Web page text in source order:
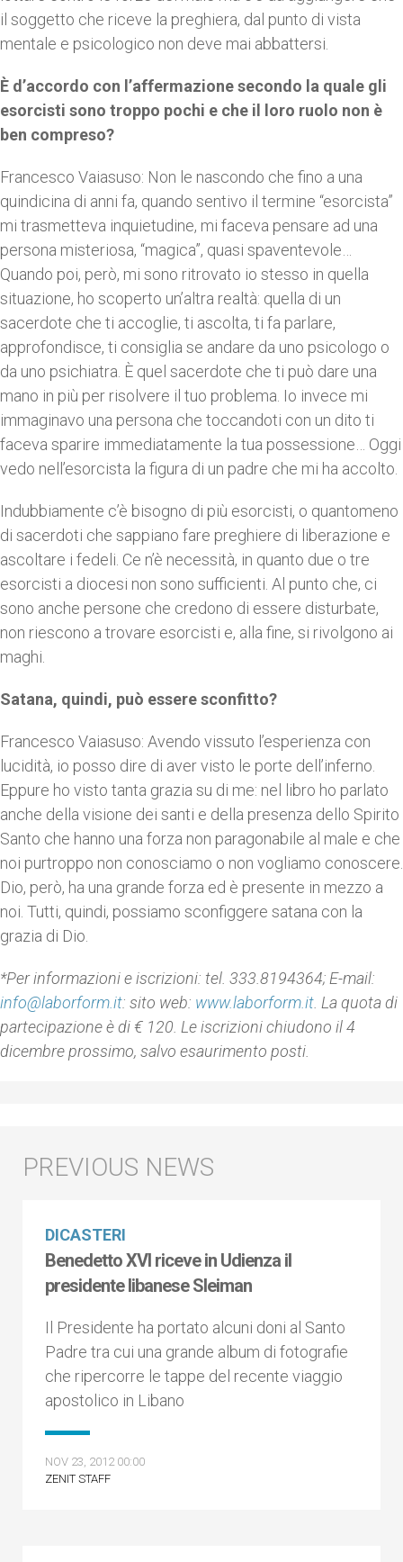
il soggetto che riceve la preghiera, dal punto di vista
mentale e psicologico non deve mai abbattersi.
È d’accordo con l’affermazione secondo la quale gli
esorcisti sono troppo pochi e che il loro ruolo non è
ben compreso?
Francesco Vaiasuso: Non le nascondo che fino a una
quindicina di anni fa, quando sentivo il termine “esorcista”
mi trasmetteva inquietudine, mi faceva pensare ad una
persona misteriosa, “magica”, quasi spaventevole…
Quando poi, però, mi sono ritrovato io stesso in quella
situazione, ho scoperto un’altra realtà: quella di un
sacerdote che ti accoglie, ti ascolta, ti fa parlare,
approfondisce, ti consiglia se andare da uno psicologo o
da uno psichiatra. È quel sacerdote che ti può dare una
mano in più per risolvere il tuo problema. Io invece mi
immaginavo una persona che toccandoti con un dito ti
faceva sparire immediatamente la tua possessione… Oggi
vedo nell’esorcista la figura di un padre che mi ha accolto.
Indubbiamente c’è bisogno di più esorcisti, o quantomeno
di sacerdoti che sappiano fare preghiere di liberazione e
ascoltare i fedeli. Ce n’è necessità, in quanto due o tre
esorcisti a diocesi non sono sufficienti. Al punto che, ci
sono anche persone che credono di essere disturbate,
non riescono a trovare esorcisti e, alla fine, si rivolgono ai
maghi.
Satana, quindi, può essere sconfitto?
Francesco Vaiasuso: Avendo vissuto l’esperienza con
lucidità, io posso dire di aver visto le porte dell’inferno.
Eppure ho visto tanta grazia su di me: nel libro ho parlato
anche della visione dei santi e della presenza dello Spirito
Santo che hanno una forza non paragonabile al male e che
noi purtroppo non conosciamo o non vogliamo conoscere.
Dio, però, ha una grande forza ed è presente in mezzo a
noi. Tutti, quindi, possiamo sconfiggere satana con la
grazia di Dio.
*Per informazioni e iscrizioni: tel. 333.8194364; E-mail:
info@laborform.it: sito web: www.laborform.it . La quota di
partecipazione è di € 120. Le iscrizioni chiudono il 4
dicembre prossimo, salvo esaurimento posti.
DICASTERI
Benedetto XVI riceve in Udienza il
presidente libanese Sleiman
Il Presidente ha portato alcuni doni al Santo
Padre tra cui una grande album di fotografie
che ripercorre le tappe del recente viaggio
apostolico in Libano
NOV 23, 2012 00:00
ZENIT STAFF